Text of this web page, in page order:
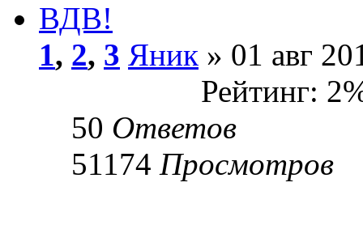
ВДВ!
1, 2, 3 Яник » 01 авг
Рейтинг:
50 Ответов
51174 Просмотров